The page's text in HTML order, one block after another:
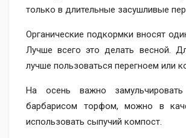
только в длительные засушливые
Органические подкормки вносят
Лучше всего это делать весной.
лучше пользоваться перегноем или
На осень важно
барбарисом торфом, можно в
использовать сыпучий компост.